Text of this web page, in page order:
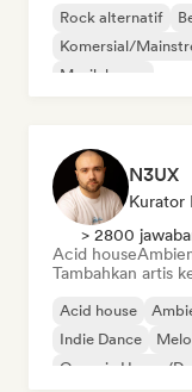
Rock alternatif
Komersial/
Musik house
N3UX
Kurator
> 2800
Acid house
Tambahkan artis
Acid house
Indie Dance
Organic House/